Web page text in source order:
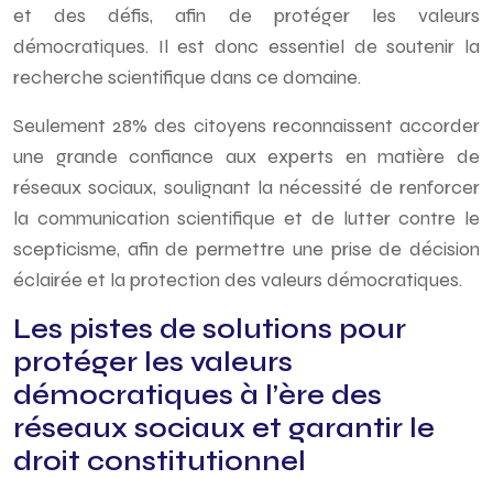
et des défis, afin de protéger les valeurs
démocratiques. Il est donc essentiel de soutenir la
recherche scientifique dans ce domaine.
Seulement 28% des citoyens reconnaissent accorder
une grande confiance aux experts en matière de
réseaux sociaux, soulignant la nécessité de renforcer
la communication scientifique et de lutter contre le
scepticisme, afin de permettre une prise de décision
éclairée et la protection des valeurs démocratiques.
Les pistes de solutions pour
protéger les valeurs
démocratiques à l’ère des
réseaux sociaux et garantir le
droit constitutionnel